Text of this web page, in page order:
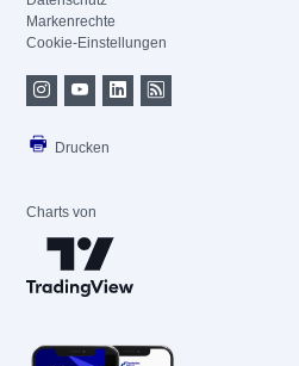
Markenrechte
Cookie-Einstellungen
Drucken
Charts von